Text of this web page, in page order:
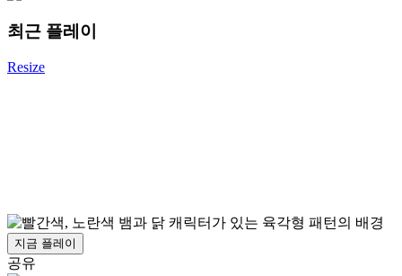
최근 플레이
Resize
지금 플레이
공유